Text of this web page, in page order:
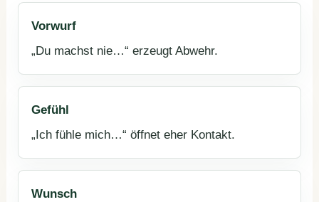
Vorwurf
„Du machst nie…“ erzeugt Abwehr.
Gefühl
„Ich fühle mich…“ öffnet eher Kontakt.
Wunsch